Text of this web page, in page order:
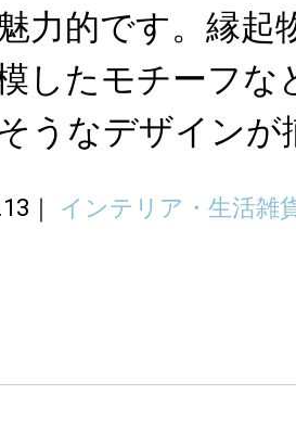
力的です。縁起
したモチーフな
うなデザイン
インテリア・生活雑